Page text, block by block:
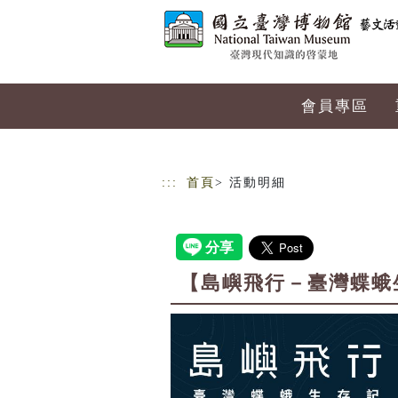
會員專區
::: 首頁 > 活動明細
【島嶼飛行－臺灣蝶